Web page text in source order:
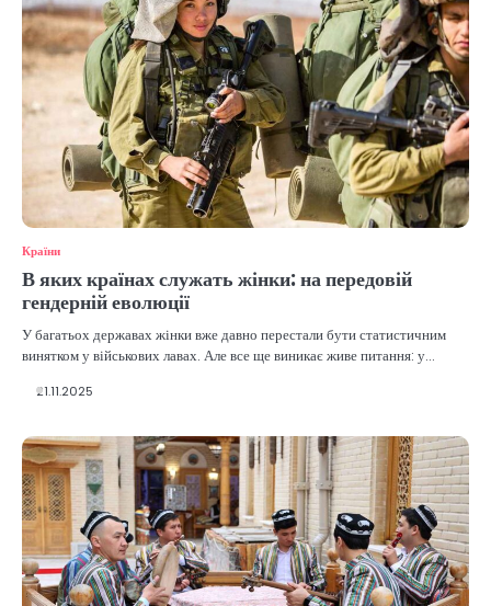
Країни
В яких країнах служать жінки: на передовій
гендерній еволюції
У багатьох державах жінки вже давно перестали бути статистичним
винятком у військових лавах. Але все ще виникає живе питання: у…
21.11.2025